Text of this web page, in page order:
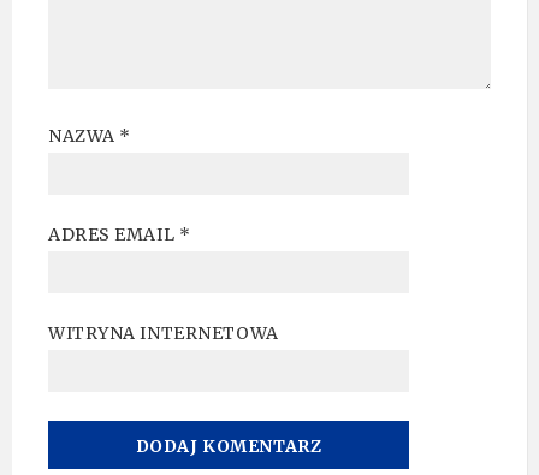
NAZWA *
ADRES EMAIL *
WITRYNA INTERNETOWA